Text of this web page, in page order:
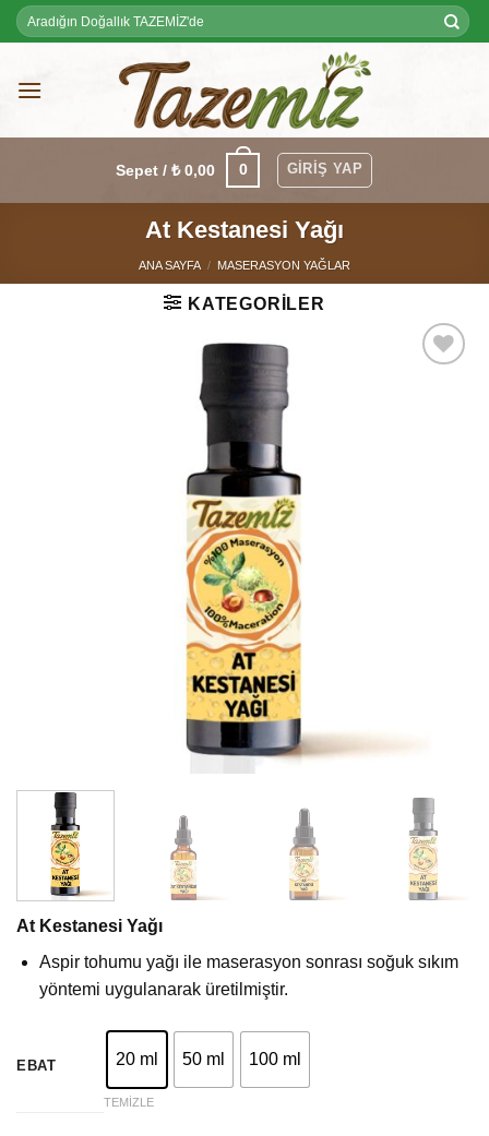
Skip
to
Ara:
Sepet / ₺0,00 0 GIRIŞ YAP
At Kestanesi Yağı
ANA SAYFA / MASERASYON YAĞLAR
KATEGORILER
At Kestanesi Yağı
Aspir tohumu yağı ile maserasyon sonrası soğuk sıkım
yöntemi uygulanarak üretilmiştir.
EBAT 20 ml 50 ml 100 ml
TEMIZLE